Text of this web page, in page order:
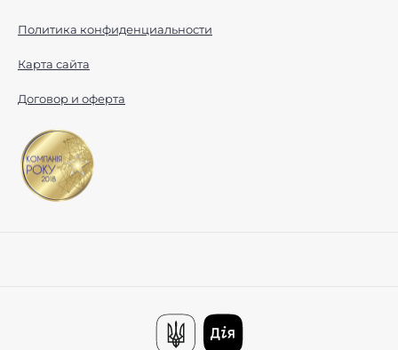
Политика конфиденциальности
Карта сайта
Договор и оферта